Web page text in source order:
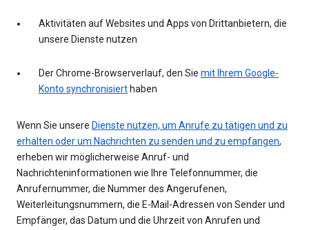
Aktivitäten auf Websites und Apps von Drittanbietern, die
unsere Dienste nutzen
Der Chrome-Browserverlauf, den Sie mit Ihrem Google-
Konto synchronisiert haben
Wenn Sie unsere Dienste nutzen, um Anrufe zu tätigen und zu
erhalten oder um Nachrichten zu senden und zu empfangen,
erheben wir möglicherweise Anruf- und
Nachrichteninformationen wie Ihre Telefonnummer, die
Anrufernummer, die Nummer des Angerufenen,
Weiterleitungsnummern, die E-Mail-Adressen von Sender und
Empfänger, das Datum und die Uhrzeit von Anrufen und